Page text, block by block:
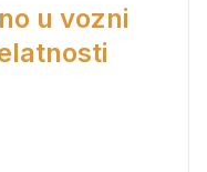
u vozni